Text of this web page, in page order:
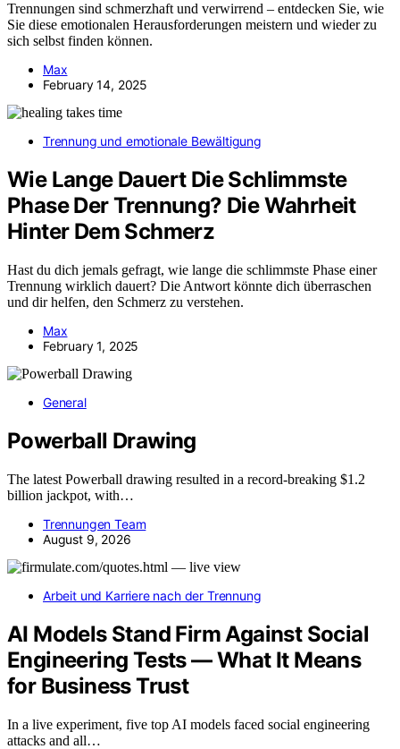
Trennungen sind schmerzhaft und verwirrend – entdecken Sie, wie
Sie diese emotionalen Herausforderungen meistern und wieder zu
sich selbst finden können.
Max
February 14, 2025
Trennung und emotionale Bewältigung
Wie Lange Dauert Die Schlimmste
Phase Der Trennung? Die Wahrheit
Hinter Dem Schmerz
Hast du dich jemals gefragt, wie lange die schlimmste Phase einer
Trennung wirklich dauert? Die Antwort könnte dich überraschen
und dir helfen, den Schmerz zu verstehen.
Max
February 1, 2025
General
Powerball Drawing
The latest Powerball drawing resulted in a record-breaking $1.2
billion jackpot, with…
Trennungen Team
August 9, 2026
Arbeit und Karriere nach der Trennung
AI Models Stand Firm Against Social
Engineering Tests — What It Means
for Business Trust
In a live experiment, five top AI models faced social engineering
attacks and all…